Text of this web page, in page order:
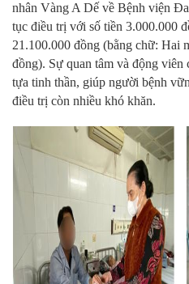
nhân Vàng A Dế về Bệnh viện
tục điều trị với số tiền 3.000.000
21.100.000 đồng (bằng chữ: Hai
đồng). Sự quan tâm và động viên
tựa tinh thần, giúp người bệnh
điều trị còn nhiều khó khăn.